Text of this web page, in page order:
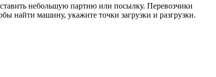
небольшую партию или посылку. Перевозчики
найти машину, укажите точки загрузки и разгрузки.